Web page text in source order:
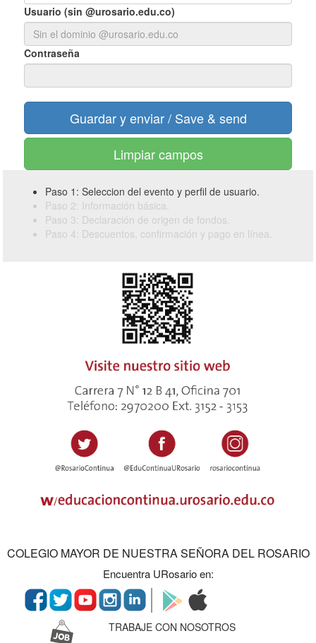
Usuario (sin @urosario.edu.co)
Contraseña
Limpiar campos
Paso 1: Seleccion del evento y perfil de usuario.
Paso 2: Información básica.
Paso 3: Declaración de origen de fondos.
Paso 4: Descuentos, confirmación y pago en línea.
COLEGIO MAYOR DE NUESTRA SEÑORA DEL ROSARIO
Encuentra URosario en:
TRABAJE CON NOSOTROS